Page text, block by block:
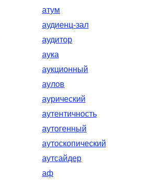
атум
аудиенц-зал
аудитор
аука
аукционный
аулов
аурический
аутентичность
аутогенный
аутоскопический
аутсайдер
аф